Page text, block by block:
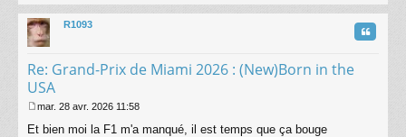
au
R1093
Re: Grand-Prix de Miami 2026 : (New)Born in the
USA
Citation
e
mar. 28 avr. 2026 11:58
Et bien moi la F1 m'a manqué, il est temps que ça bouge